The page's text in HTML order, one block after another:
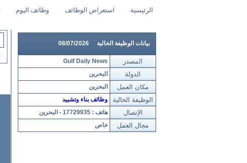
الرئيسية استعراض الوظائف وظائف اليوم
بيانات الوظيفة الخالية 08/07/2026
Gulf Daily News المصدر
البحرين الدولة
البحرين مكان العمل
وظائف بناء وتشييد الوظيفة الخالية
هاتف : 17729935 - البحرين الإتصال
خاص مجال العمل